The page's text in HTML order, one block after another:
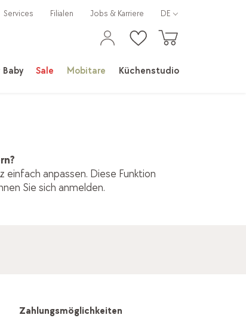
Sale Mobitare Küchenstudio
Services Filialen Jobs & Karriere DE
einfach anpassen. Diese Funktion
Sie sich anmelden.
Zahlungsmöglichkeiten